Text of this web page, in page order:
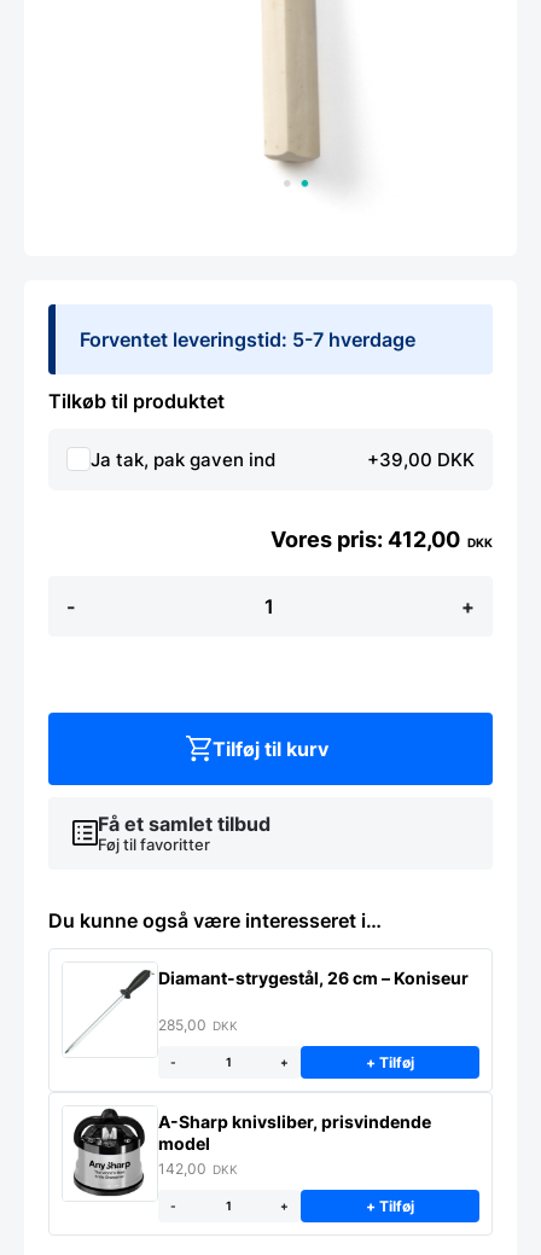
Forventet leveringstid: 5-7 hverdage
Tilkøb til produktet
Ja tak, pak gaven ind +39,00 DKK
-
Sashami
24cm
+
412,00 DKK
Få et samlet tilbud
Føj til favoritter
Tilføj til kurv
Du kunne også være interesseret i…
Diamant-strygestål, 26 cm – Koniseur
285,00 DKK
- + + Tilføj
A-Sharp knivsliber, prisvindende
model
142,00 DKK
- + + Tilføj